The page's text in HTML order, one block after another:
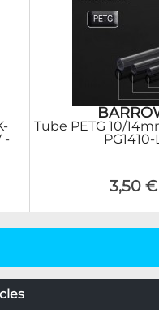
-
Tube PETG 10/
PG1410-
3,50 €